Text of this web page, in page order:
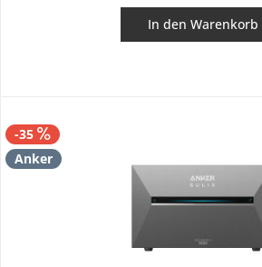
In den Warenkorb
-35
Anker